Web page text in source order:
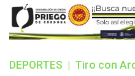
DEPORTES Tiro con